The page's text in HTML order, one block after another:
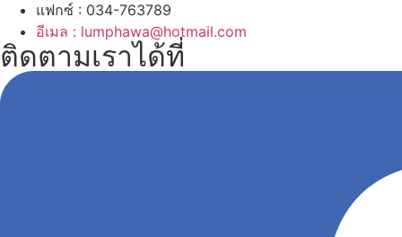
แฟกซ์ : 034-763789
อีเมล : lumphawa@hotmail.com
ติดตามเราได้ที่